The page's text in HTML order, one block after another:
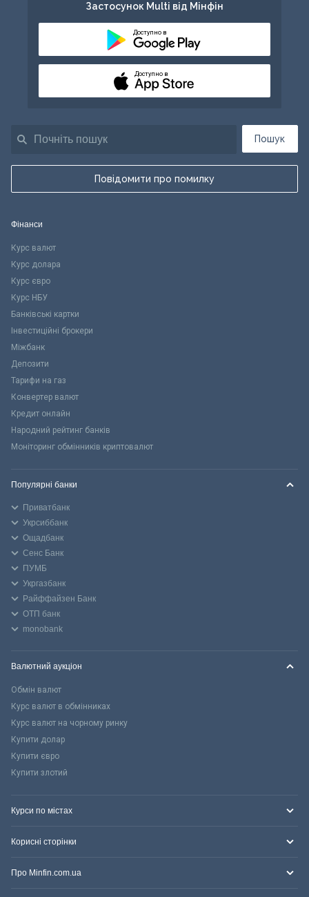
Пошук
Повідомити про помилку
Застосунок Multi від Мінфін
Доступно в
Доступно в
Фінанси
Курс валют
Курс долара
Курс євро
Курс НБУ
Банківські картки
Інвестиційні брокери
Міжбанк
Депозити
Тарифи на газ
Конвертер валют
Кредит онлайн
Народний рейтинг банків
Моніторинг обмінників криптовалют
Популярні банки
Приватбанк
Укрсиббанк
Ощадбанк
Сенс Банк
ПУМБ
Укргазбанк
Райффайзен Банк
ОТП банк
monobank
Валютний аукціон
Обмін валют
Курс валют в обмінниках
Курс валют на чорному ринку
Купити долар
Купити євро
Купити злотий
Курси по містах
Корисні сторінки
Про Minfin.com.ua